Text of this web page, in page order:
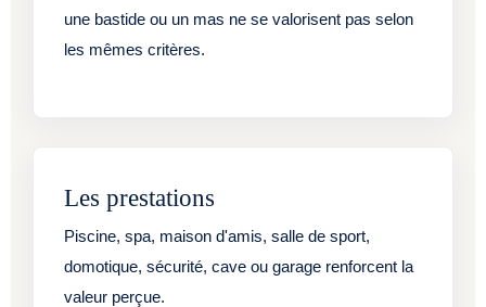
une bastide ou un mas ne se valorisent pas selon
les mêmes critères.
Les prestations
Piscine, spa, maison d'amis, salle de sport,
domotique, sécurité, cave ou garage renforcent la
valeur perçue.